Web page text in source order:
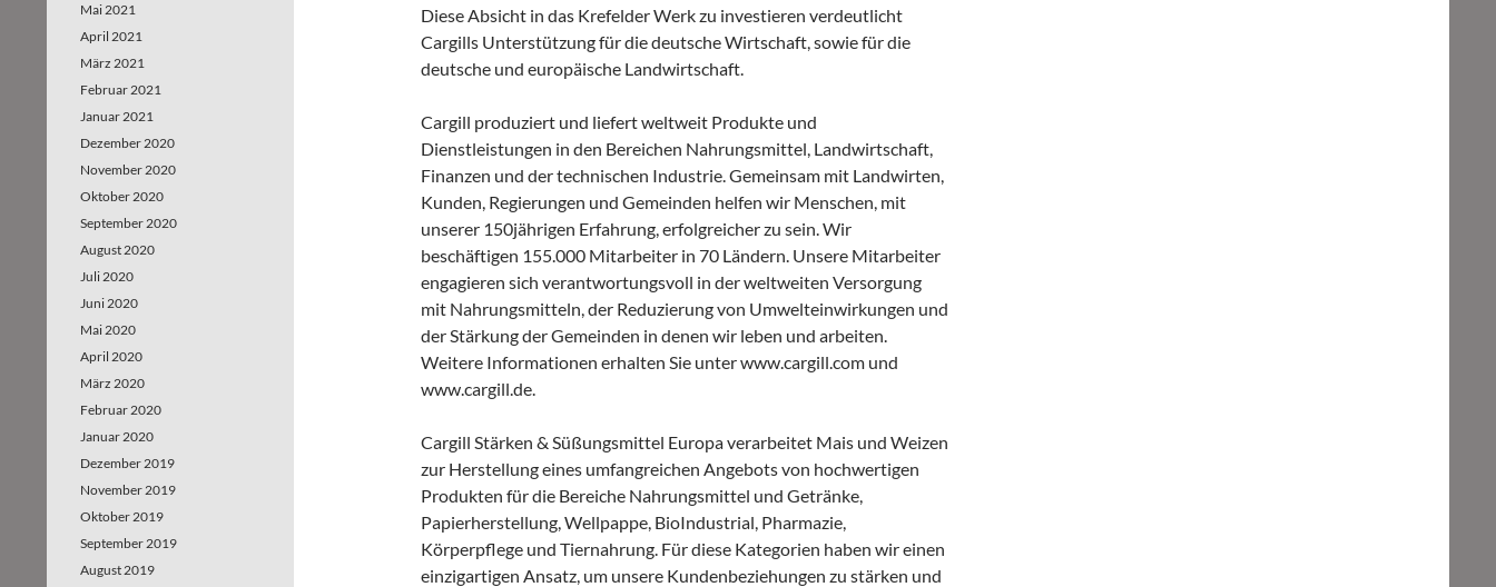
Diese Absicht in das Krefelder Werk zu investieren verdeutlicht
Cargills Unterstützung für die deutsche Wirtschaft, sowie für die
deutsche und europäische Landwirtschaft.
Cargill produziert und liefert weltweit Produkte und
Dienstleistungen in den Bereichen Nahrungsmittel, Landwirtschaft,
Finanzen und der technischen Industrie. Gemeinsam mit Landwirten,
Kunden, Regierungen und Gemeinden helfen wir Menschen, mit
unserer 150jährigen Erfahrung, erfolgreicher zu sein. Wir
beschäftigen 155.000 Mitarbeiter in 70 Ländern. Unsere Mitarbeiter
engagieren sich verantwortungsvoll in der weltweiten Versorgung
mit Nahrungsmitteln, der Reduzierung von Umwelteinwirkungen und
der Stärkung der Gemeinden in denen wir leben und arbeiten.
Weitere Informationen erhalten Sie unter www.cargill.com und
www.cargill.de.
Cargill Stärken & Süßungsmittel Europa verarbeitet Mais und Weizen
zur Herstellung eines umfangreichen Angebots von hochwertigen
Produkten für die Bereiche Nahrungsmittel und Getränke,
Papierherstellung, Wellpappe, BioIndustrial, Pharmazie,
Körperpflege und Tiernahrung. Für diese Kategorien haben wir einen
einzigartigen Ansatz, um unsere Kundenbeziehungen zu stärken und
Mai 2021
April 2021
März 2021
Februar 2021
Januar 2021
Dezember 2020
November 2020
Oktober 2020
September 2020
August 2020
Juli 2020
Juni 2020
Mai 2020
April 2020
März 2020
Februar 2020
Januar 2020
Dezember 2019
November 2019
Oktober 2019
September 2019
August 2019